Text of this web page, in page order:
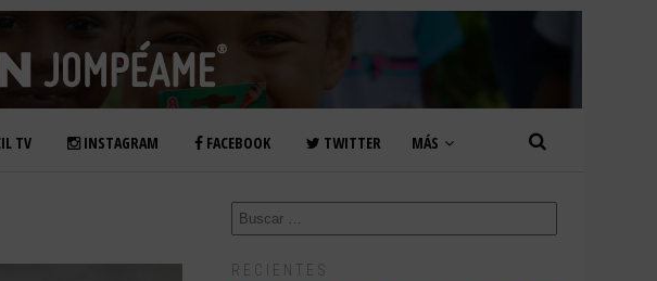
TV INSTAGRAM FACEBOOK TWITTER MÁS
RECIENTES